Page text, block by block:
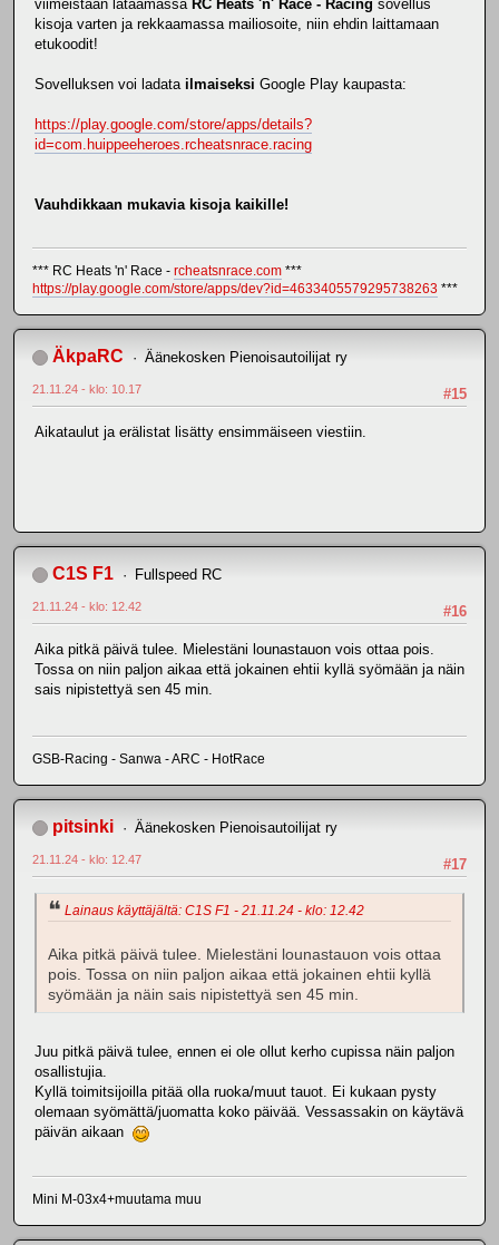
viimeistään lataamassa RC Heats 'n' Race - Racing sovellus
kisoja varten ja rekkaamassa mailiosoite, niin ehdin laittamaan
etukoodit!
Sovelluksen voi ladata ilmaiseksi Google Play kaupasta:
https://play.google.com/store/apps/details?
id=com.huippeeheroes.rcheatsnrace.racing
Vauhdikkaan mukavia kisoja kaikille!
*** RC Heats 'n' Race - rcheatsnrace.com ***
https://play.google.com/store/apps/dev?id=4633405579295738263 ***
ÄkpaRC Äänekosken Pienoisautoilijat ry
#15
21.11.24 - klo: 10.17
Aikataulut ja erälistat lisätty ensimmäiseen viestiin.
C1S F1 Fullspeed RC
#16
21.11.24 - klo: 12.42
Aika pitkä päivä tulee. Mielestäni lounastauon vois ottaa pois.
Tossa on niin paljon aikaa että jokainen ehtii kyllä syömään ja näin
sais nipistettyä sen 45 min.
GSB-Racing - Sanwa - ARC - HotRace
pitsinki Äänekosken Pienoisautoilijat ry
#17
21.11.24 - klo: 12.47
Lainaus käyttäjältä: C1S F1 - 21.11.24 - klo: 12.42
Aika pitkä päivä tulee. Mielestäni lounastauon vois ottaa
pois. Tossa on niin paljon aikaa että jokainen ehtii kyllä
syömään ja näin sais nipistettyä sen 45 min.
Juu pitkä päivä tulee, ennen ei ole ollut kerho cupissa näin paljon
osallistujia.
Kyllä toimitsijoilla pitää olla ruoka/muut tauot. Ei kukaan pysty
olemaan syömättä/juomatta koko päivää. Vessassakin on käytävä
päivän aikaan
Mini M-03x4+muutama muu